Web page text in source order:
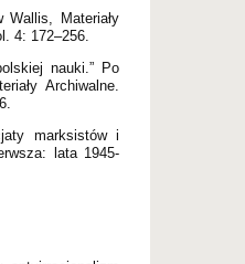
Wallis, Materiały
4: 172–256.
nauki.” Po
Archiwalne.
marksistów i
lata 1945-